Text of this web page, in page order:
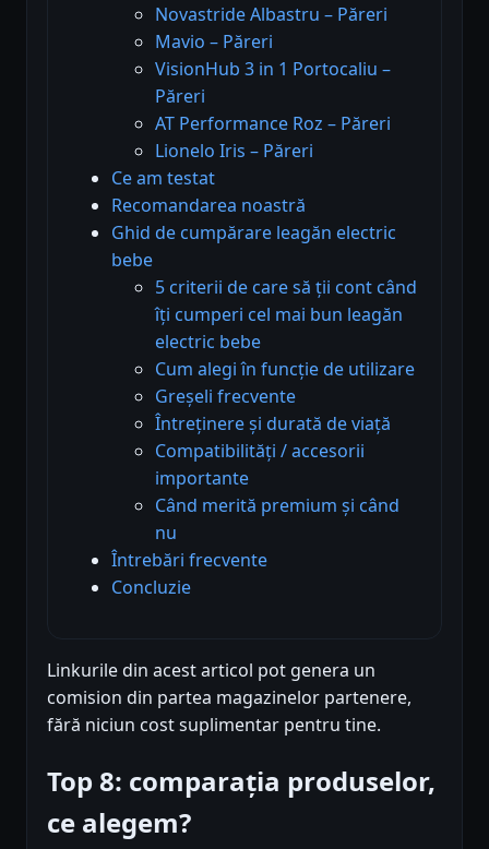
Novastride Albastru – Păreri
Mavio – Păreri
VisionHub 3 in 1 Portocaliu –
Păreri
AT Performance Roz – Păreri
Lionelo Iris – Păreri
Ce am testat
Recomandarea noastră
Ghid de cumpărare leagăn electric
bebe
5 criterii de care să ții cont când
îți cumperi cel mai bun leagăn
electric bebe
Cum alegi în funcție de utilizare
Greșeli frecvente
Întreținere și durată de viață
Compatibilități / accesorii
importante
Când merită premium și când
nu
Întrebări frecvente
Concluzie
Linkurile din acest articol pot genera un
comision din partea magazinelor partenere,
fără niciun cost suplimentar pentru tine.
Top 8: comparația produselor,
ce alegem?